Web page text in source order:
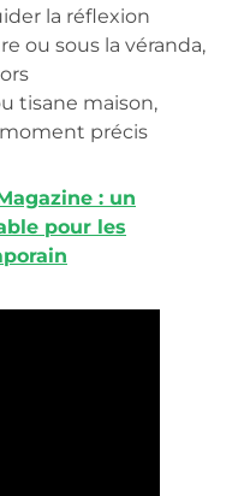
la réflexion
ou sous la véranda,
tisane maison,
précis
: un
pour les